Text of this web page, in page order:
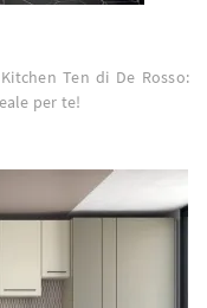
Ten di De Rosso:
per te!